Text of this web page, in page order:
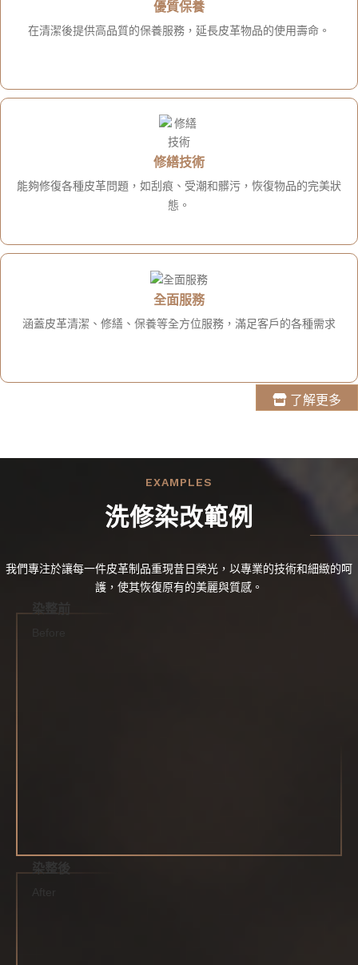
優質保養
在清潔後提供高品質的保養服務，延長皮革物品的使用壽命。
修繕技術
能夠修復各種皮革問題，如刮痕、受潮和髒污，恢復物品的完美狀
態。
全面服務
涵蓋皮革清潔、修繕、保養等全方位服務，滿足客戶的各種需求
了解更多
EXAMPLES
洗修染改範例
我們專注於讓每一件皮革制品重現昔日榮光，以專業的技術和細緻的呵
護，使其恢復原有的美麗與質感。
染整後
After